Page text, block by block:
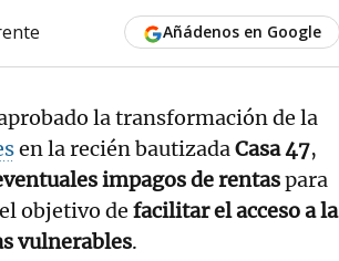
Añádenos en Google
la transformación de la
en la recién bautizadaCasa 47,
impagos de rentaspara
objetivo de facilitar el acceso a la
vulnerables.